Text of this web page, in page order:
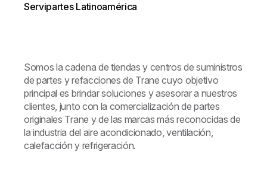
Servipartes Latinoamérica
Somos la cadena de tiendas y centros de suministros
de partes y refacciones de Trane cuyo objetivo
principal es brindar soluciones y asesorar a nuestros
clientes, junto con la comercialización de partes
originales Trane y de las marcas más reconocidas de
la industria del aire acondicionado, ventilación,
calefacción y refrigeración.